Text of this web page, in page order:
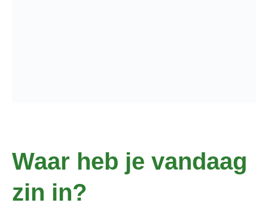
Waar heb je vandaag
zin in?